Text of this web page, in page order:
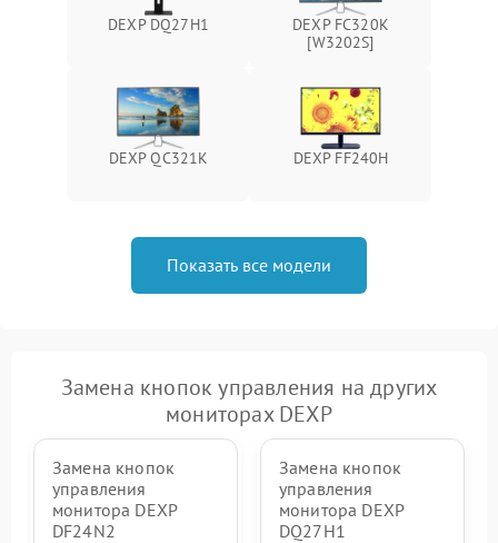
Поломка системы защиты
Подробнее →
Поломка системы защиты
от замыкания
Подробнее →
DEXP DQ27H1
DEXP FC320K
[W3202S]
DEXP QC321K DEXP FF240H
Показать все модели
Замена кнопок управления на других
мониторах DEXP
Замена кнопок
управления
монитора DEXP
DF24N2
Замена кнопок
управления
монитора DEXP
DQ27H1